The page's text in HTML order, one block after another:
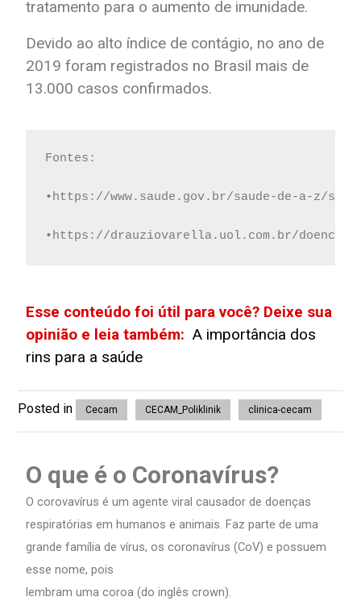
tratamento para o aumento de imunidade.
Devido ao alto índice de contágio, no ano de
2019 foram registrados no Brasil mais de
13.000 casos confirmados.
Fontes:
•https://www.saude.gov.br/saude-de-a-z/
•https://drauziovarella.uol.com.br/doencas-
Esse conteúdo foi útil para você? Deixe sua
opinião e leia também: A importância dos
rins para a saúde
Posted in Cecam CECAM_Poliklinik clinica-cecam
O que é o Coronavírus?
O corovavírus é um agente viral causador de doenças
respiratórias em humanos e animais. Faz parte de uma
grande família de vírus, os coronavírus (CoV) e possuem
esse nome, pois
lembram uma coroa (do inglês crown).